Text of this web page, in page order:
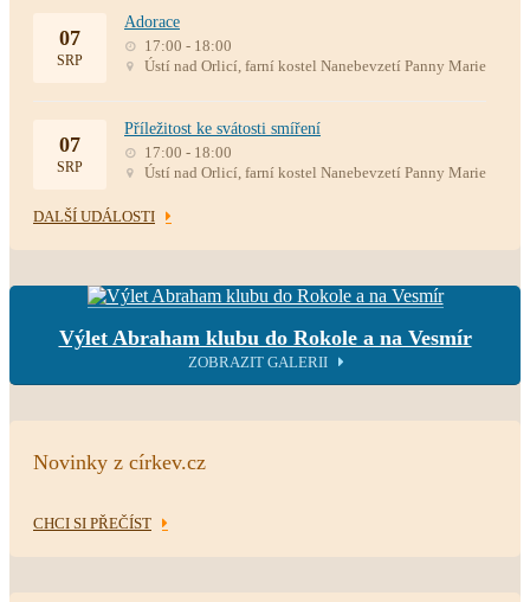
07
SRP
Adorace
17:00 - 18:00
Ústí nad Orlicí, farní kostel Nanebevzetí Panny Marie
07
SRP
Příležitost ke svátosti smíření
17:00 - 18:00
Ústí nad Orlicí, farní kostel Nanebevzetí Panny Marie
DALŠÍ UDÁLOSTI
Výlet Abraham klubu do Rokole a na Vesmír
ZOBRAZIT GALERII
Novinky z církev.cz
CHCI SI PŘEČÍST